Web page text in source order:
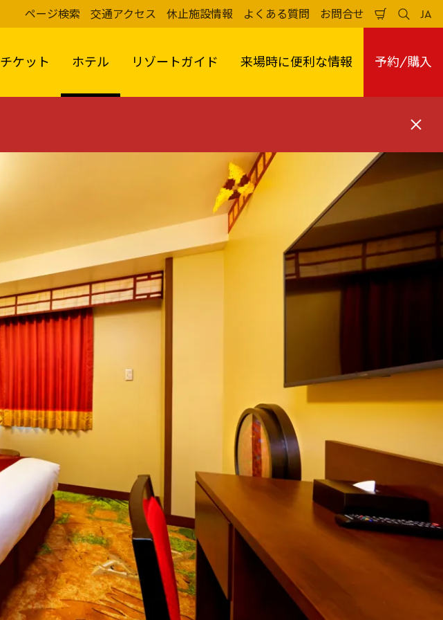
ページ検索 交通アクセス 休止施設情報 よくある質問 お問合せ
い
か
ご
検
索
る
JA
日
本
チケット ホテル リゾートガイド 来場時に便利な情報 予約/購入
閉
る